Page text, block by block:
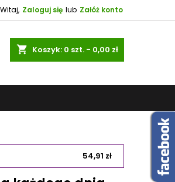
Witaj, Zaloguj się lub Załóż konto
shopping_cart Koszyk: 0 szt. - 0,00 zł
54,91 zł